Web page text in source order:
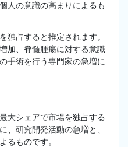
人の意識の高まりによるも
独占すると推定されます。
加、脊髄腫瘍に対する意識
手術を行う専門家の急増に
大シェアで市場を独占する
、研究開発活動の急増と、
るものです。